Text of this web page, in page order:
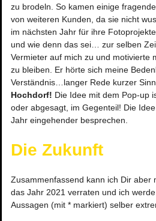
zu brodeln. So kamen einige
von weiteren Kunden, da sie nicht
im nächsten Jahr für ihre
und wie denn das sei… zur selben
Vermieter auf mich zu und motivierte
zu bleiben. Er hörte sich meine
Verständnis…langer Rede kurzer
Hochdorf! Die Idee mit dem Pop-up
oder abgesagt, im Gegenteil! Die
Jahr eingehender besprechen.
Die Zukunft
Zusammenfassend kann ich Dir aber
das Jahr 2021 verraten und ich
Aussagen (mit * markiert) selber